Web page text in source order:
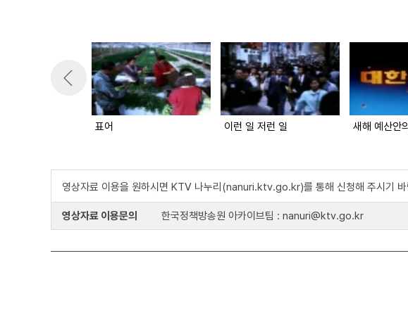
표어 이런 일 저런 일 새해 예산안
영상자료 이용을 원하시면 KTV 나누리(nanuri.ktv.go.kr)를 통해 신청해 주시기 바
영상자료 이용문의 한국정책방송원 아카이브팀 : nanuri@ktv.go.kr